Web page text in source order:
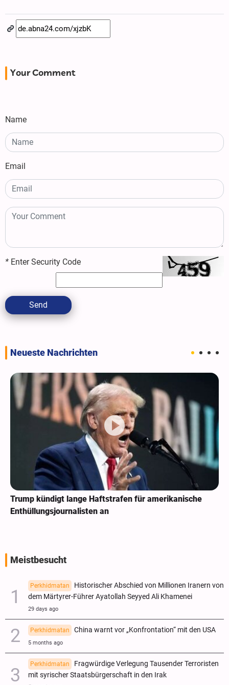
Your Comment
Name
Email
* Enter Security Code
Send
Neueste Nachrichten
Trump kündigt lange Haftstrafen für amerikanische
Enthüllungsjournalisten an
Meistbesucht
Perkhidmatan
Historischer Abschied von Millionen Iranern von
dem Märtyrer-Führer Ayatollah Seyyed Ali Khamenei
29 days ago
Perkhidmatan China warnt vor „Konfrontation“ mit den USA
5 months ago
Perkhidmatan
Fragwürdige Verlegung Tausender Terroristen
mit syrischer Staatsbürgerschaft in den Irak